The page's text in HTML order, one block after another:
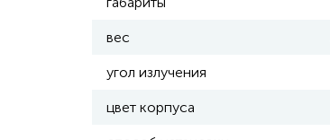
вес
угол излучения
цвет корпуса